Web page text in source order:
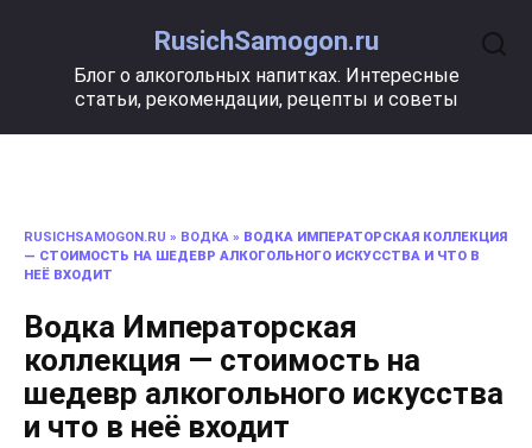
содержанию
RusichSamogon.ru
Блог о алкогольных напитках. Интересные
статьи, рекомендации, рецепты и советы
RUSICHSAMOGON.RU » ВОДКА » ВОДКА ИМПЕРАТОРСКАЯ КОЛЛЕКЦИЯ
— СТОИМОСТЬ НА ШЕДЕВР АЛКОГОЛЬНОГО ИСКУССТВА И ЧТО В
НЕЁ ВХОДИТ
Водка Императорская
коллекция — стоимость на
шедевр алкогольного искусства
и что в неё входит